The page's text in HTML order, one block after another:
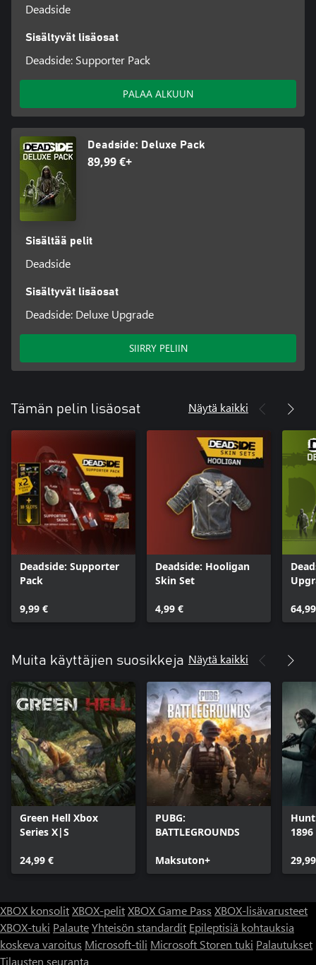
Deadside
Sisältyvät lisäosat
Deadside: Supporter Pack
PALAA ALKUUN
Deadside: Deluxe Pack
89,99 €+
Sisältää pelit
Deadside
Sisältyvät lisäosat
Deadside: Deluxe Upgrade
SIIRRY PELIIN
Tämän pelin lisäosat Näytä kaikki
Deadside: Supporter
Pack
9,99 €
Deadside: Hooligan
Skin Set
4,99 €
Muita käyttäjien suosikkeja Näytä kaikki
Green Hell Xbox
Series X|S
24,99 €
PUBG:
BATTLEGROUNDS
Maksuton+
1896
XBOX konsolitXBOX-pelitXBOX Game Pass XBOX-lisävarusteet
XBOX-tuki PalauteYhteisön standardit Epileptisiä kohtauksia
koskeva varoitus Microsoft-tili Microsoft Storen tuki Palautukset
Tilausten seuranta